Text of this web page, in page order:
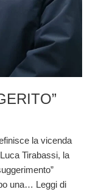
la vicenda
Tirabassi, la
una… Leggi di